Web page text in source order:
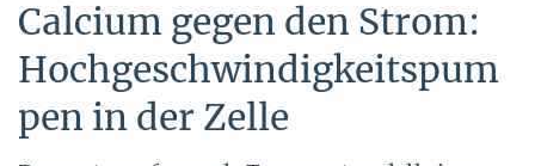
Calcium gegen den Strom:
Hochgeschwindigkeitspum
pen in der Zelle